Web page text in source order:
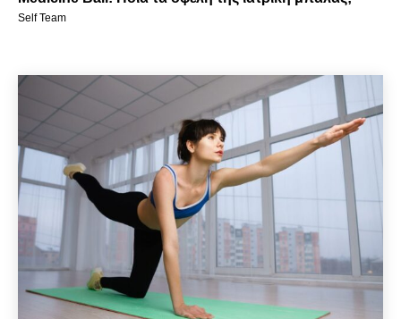
Self Team